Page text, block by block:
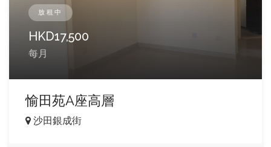
放租中
HKD17,500
每月
愉田苑A座高層
沙田銀成街